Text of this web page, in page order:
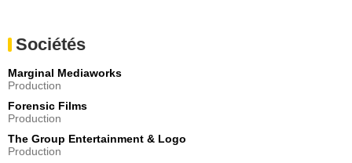
Sociétés
Marginal Mediaworks
Production
Forensic Films
Production
The Group Entertainment & Logo
Production